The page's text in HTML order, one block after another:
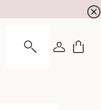
LOGIN